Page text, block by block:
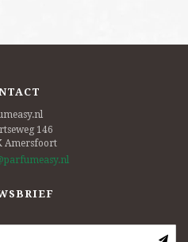
146
Amersfoort